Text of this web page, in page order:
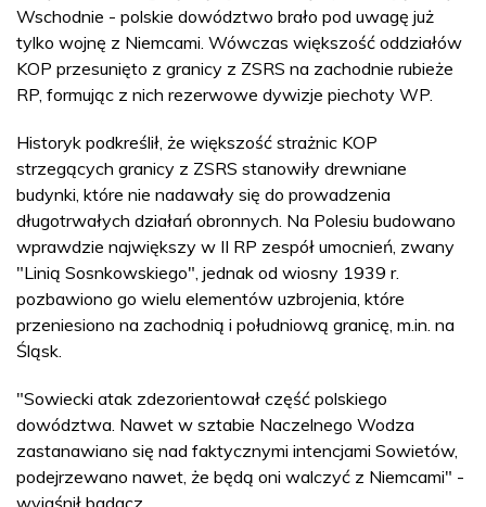
Wschodnie - polskie dowództwo brało pod uwagę już
tylko wojnę z Niemcami. Wówczas większość oddziałów
KOP przesunięto z granicy z ZSRS na zachodnie rubieże
RP, formując z nich rezerwowe dywizje piechoty WP.
Historyk podkreślił, że większość strażnic KOP
strzegących granicy z ZSRS stanowiły drewniane
budynki, które nie nadawały się do prowadzenia
długotrwałych działań obronnych. Na Polesiu budowano
wprawdzie największy w II RP zespół umocnień, zwany
"Linią Sosnkowskiego", jednak od wiosny 1939 r.
pozbawiono go wielu elementów uzbrojenia, które
przeniesiono na zachodnią i południową granicę, m.in. na
Śląsk.
"Sowiecki atak zdezorientował część polskiego
dowództwa. Nawet w sztabie Naczelnego Wodza
zastanawiano się nad faktycznymi intencjami Sowietów,
podejrzewano nawet, że będą oni walczyć z Niemcami" -
wyjaśnił badacz.